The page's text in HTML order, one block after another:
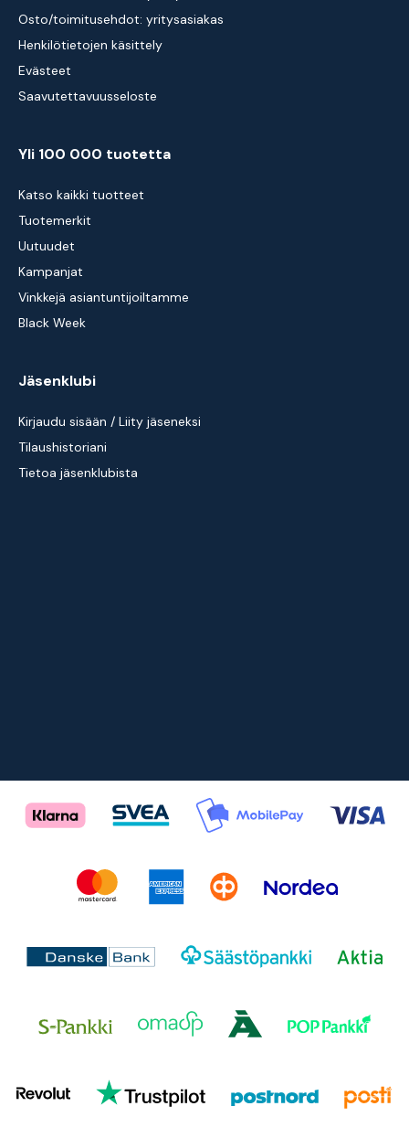
Osto/toimitusehdot: yritysasiakas
Henkilötietojen käsittely
Evästeet
Saavutettavuusseloste
Yli 100 000 tuotetta
Katso kaikki tuotteet
Tuotemerkit
Uutuudet
Kampanjat
Vinkkejä asiantuntijoiltamme
Black Week
Jäsenklubi
Kirjaudu sisään / Liity jäseneksi
Tilaushistoriani
Tietoa jäsenklubista